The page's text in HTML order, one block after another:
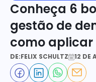
Conheça 6
gestão de
como aplicar
DE:FELIX SCHULTZ 12 DE